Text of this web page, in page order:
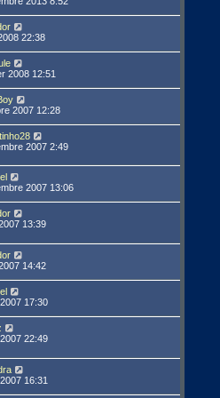
22:38
2008 12:51
2007 12:28
2007 2:49
2007 13:06
13:39
14:42
17:30
22:49
16:31